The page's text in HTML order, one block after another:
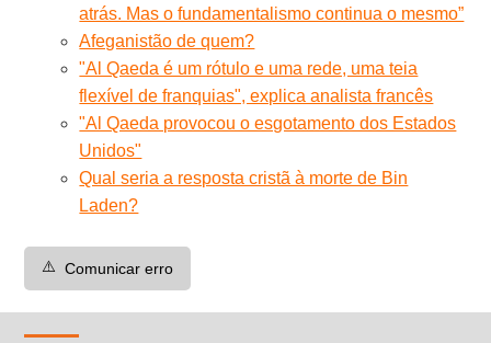
atrás. Mas o fundamentalismo continua o mesmo”
Afeganistão de quem?
"Al Qaeda é um rótulo e uma rede, uma teia
flexível de franquias", explica analista francês
"Al Qaeda provocou o esgotamento dos Estados
Unidos"
Qual seria a resposta cristã à morte de Bin
Laden?
⚠️ Comunicar erro